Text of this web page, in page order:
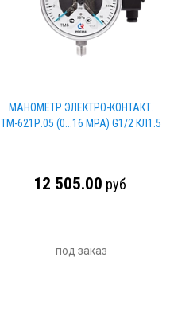
МАНОМЕТР ЭЛЕКТРО-КОНТАКТ.
ТМ-621Р.05 (0...16 МРА) G1/2 КЛ1.5
12 505.00 руб
под заказ